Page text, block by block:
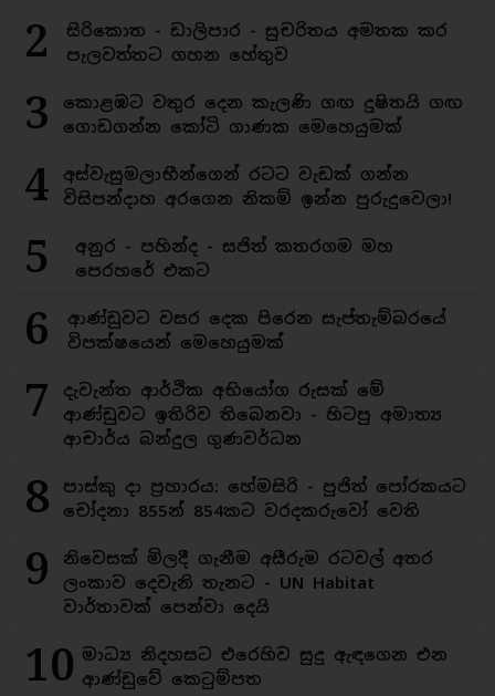
2
සිරිකොත - ඩාලිපාර - සුචරිතය අමතක කර
පැලවත්තට ගහන හේතුව
3
කොළඹට වතුර දෙන කැලණි ගඟ දුෂිතයි ගඟ
ගොඩගන්න කෝටි ගාණක මෙහෙයුමක්
4
අස්වැසුමලාභීන්ගෙන් රටට වැඩක් ගන්න
විසිපන්දාහ අරගෙන නිකම් ඉන්න පුරුදුවෙලා!
5
අනුර - පහින්ද - සජිත් කතරගම මහ
පෙරහරේ එකට
6
ආණ්ඩුවට වසර දෙක පිරෙන සැප්තැම්බරයේ
විපක්ෂයෙන් මෙහෙයුමක්
7
දැවැන්ත ආර්ථික අභියෝග රුසක් මේ
ආණ්ඩුවට ඉතිරිව තිබෙනවා - හිටපු අමාත්‍ය
ආචාර්ය බන්දුල ගුණවර්ධන
8
පාස්කු දා ප්‍රහාරය: හේමසිරි - පූජිත් පෝරකයට
චෝදනා 855න් 854කට වරදකරුවෝ වෙති
9
නිවෙසක් මිලදී ගැනීම අසීරුම රටවල් අතර
ලංකාව දෙවැනි තැනට - UN Habitat
වාර්තාවක් පෙන්වා දෙයි
10 මාධ්‍ය නිදහසට එරෙහිව සුදු ඇඳගෙන එන
ආණ්ඩුවේ කෙටුම්පත